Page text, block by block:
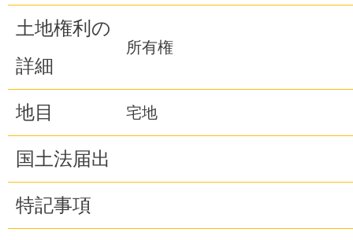
土地権利の
詳細
所有権
地目 宅地
国土法届出
特記事項